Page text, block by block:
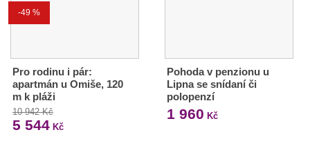
-49 %
Pro rodinu i pár:
apartmán u Omiše, 120
m k pláži
10 942 Kč
5 544 Kč
Pohoda v penzionu u
Lipna se snídaní či
polopenzí
1 960 Kč